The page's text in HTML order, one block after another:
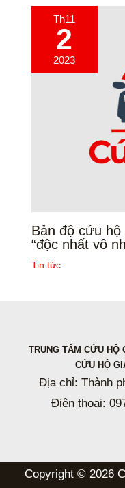
Th11
2
2023
Bản độ cứu
“độc nhất vô
Tin tức
TRUNG TÂM CỨU HỘ
CỨU HỘ
Địa chỉ: Thành
Điện thoại:
Copyright © 2026